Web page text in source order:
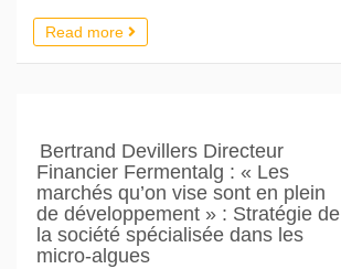
Read more
Bertrand Devillers Directeur
Financier Fermentalg : « Les
marchés qu’on vise sont en plein
de développement » : Stratégie de
la société spécialisée dans les
micro-algues